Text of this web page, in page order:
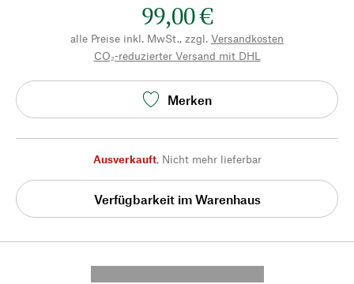
99,00 €
alle Preise inkl. MwSt., zzgl. Versandkosten
CO₂-reduzierter Versand mit DHL
Merken
Ausverkauft, Nicht mehr lieferbar
Verfügbarkeit im Warenhaus